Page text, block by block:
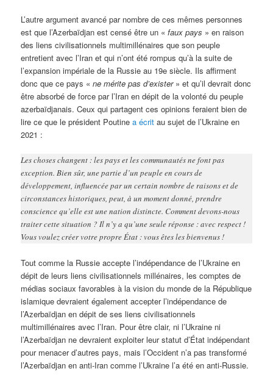
L’autre argument avancé par nombre de ces mêmes personnes
est que l’Azerbaïdjan est censé être un «faux pays » en raison
des liens civilisationnels multimillénaires que son peuple
entretient avec l’Iran et qui n’ont été rompus qu’à la suite de
l’expansion impériale de la Russie au 19e siècle. Ils affirment
donc que ce pays «ne mérite pas d’exister» et qu’il devrait donc
être absorbé de force par l’Iran en dépit de la volonté du peuple
azerbaïdjanais. Ceux qui partagent ces opinions feraient bien de
lire ce que le président Poutinea écrit au sujet de l’Ukraine en
2021 :
Les choses changent : les pays et les communautés ne font pas
exception. Bien sûr, une partie d’un peuple en cours de
développement, influencée par un certain nombre de raisons et de
circonstances historiques, peut, à un moment donné, prendre
conscience qu’elle est une nation distincte. Comment devons-nous
traiter cette situation ? Il n’y a qu’une seule réponse : avec respect !
Vous voulez créer votre propre État : vous êtes les bienvenus !
Tout comme la Russie accepte l’indépendance de l’Ukraine en
dépit de leurs liens civilisationnels millénaires, les comptes de
médias sociaux favorables à la vision du monde de la République
islamique devraient également accepter l’indépendance de
l’Azerbaïdjan en dépit de ses liens civilisationnels
multimillénaires avec l’Iran. Pour être clair, ni l’Ukraine ni
l’Azerbaïdjan ne devraient exploiter leur statut d’État indépendant
pour menacer d’autres pays, mais l’Occident n’a pas transformé
l’Azerbaïdjan en anti-Iran comme l’Ukraine l’a été en anti-Russie.